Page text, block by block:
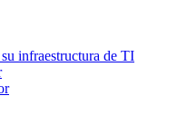
infraestructura de TI